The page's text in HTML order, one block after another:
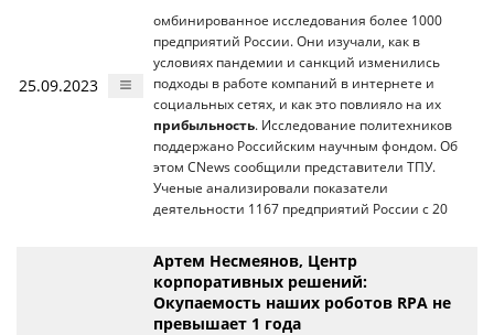
25.09.2023
омбинированное исследования более 1000
предприятий России. Они изучали, как в
условиях пандемии и санкций изменились
подходы в работе компаний в интернете и
социальных сетях, и как это повлияло на их
прибыльность. Исследование политехников
поддержано Российским научным фондом. Об
этом CNews сообщили представители ТПУ.
Ученые анализировали показатели
деятельности 1167 предприятий России с 20
Артем Несмеянов, Центр
корпоративных решений:
Окупаемость наших роботов RPA не
превышает 1 года